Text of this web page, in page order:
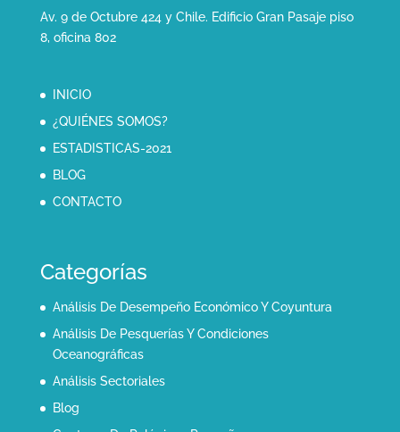
Av. 9 de Octubre 424 y Chile. Edificio Gran Pasaje piso
8, oficina 802
INICIO
¿QUIÉNES SOMOS?
ESTADISTICAS-2021
BLOG
CONTACTO
Categorías
Análisis De Desempeño Económico Y Coyuntura
Análisis De Pesquerías Y Condiciones
Oceanográficas
Análisis Sectoriales
Blog